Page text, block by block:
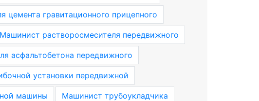
цемента гравитационного прицепного
Машинист растворосмесителя передвижного
асфальтобетона передвижного
установки передвижной
машины Машинист трубоукладчика